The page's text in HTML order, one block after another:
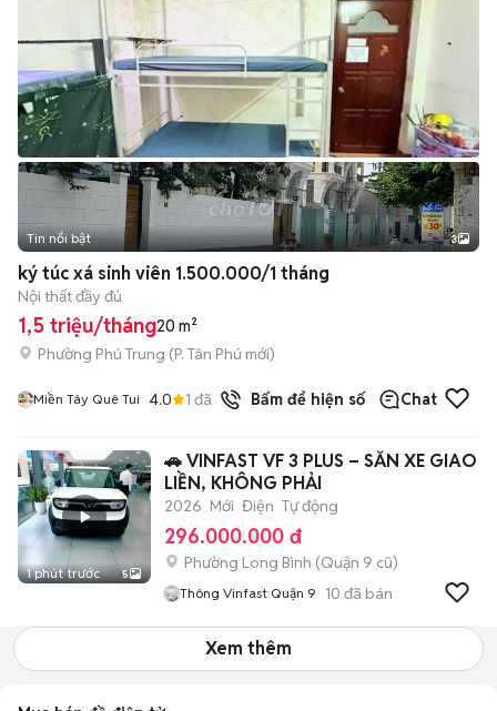
Tin nổi bật 3
ký túc xá sinh viên 1.500.000/1 tháng
Nội thất đầy đủ
1,5 triệu/tháng20 m²
Phường Phú Trung (P. Tân Phú mới)
Miền Tây Quê Tui 4.0 1 đã bán Bấm để hiện số Chat
1 phút trước 5
🚗 VINFAST VF 3 PLUS – SẴN XE GIAO
LIỀN, KHÔNG PHẢI
2026 Mới Điện Tự động
296.000.000 đ
Phường Long Bình (Quận 9 cũ)
Thông Vinfast Quận 9 10 đã bán
Xem thêm